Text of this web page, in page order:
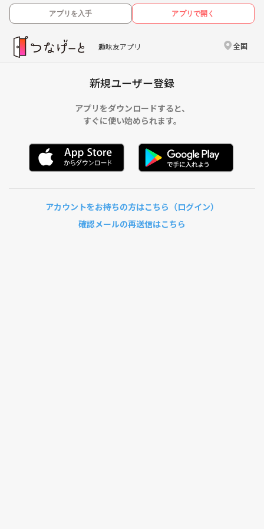
アプリを入手 アプリで開く
趣味友アプリ 全国
新規ユーザー登録
アプリをダウンロードすると、
すぐに使い始められます。
アカウントをお持ちの方はこちら（ログイン）
確認メールの再送信はこちら